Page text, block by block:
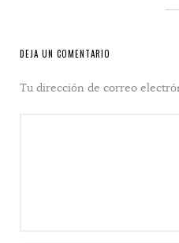
DEJA UN COMENTARIO
Tu dirección de correo